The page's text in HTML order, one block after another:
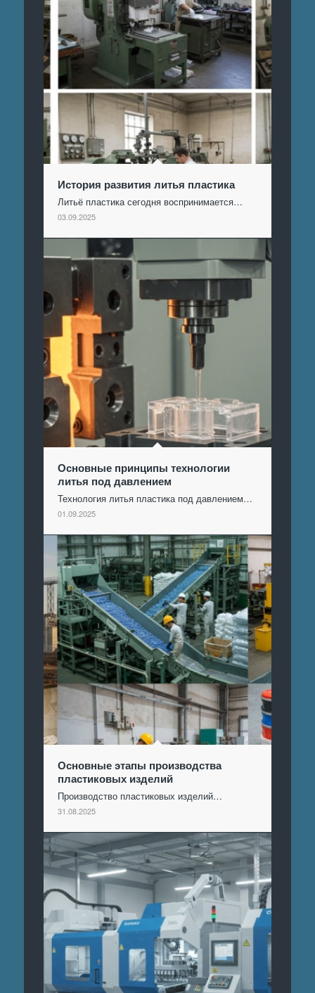
История развития литья пластика
Литьё пластика сегодня воспринимается…
03.09.2025
Основные принципы технологии
литья под давлением
Технология литья пластика под давлением…
01.09.2025
Основные этапы производства
пластиковых изделий
Производство пластиковых изделий…
31.08.2025